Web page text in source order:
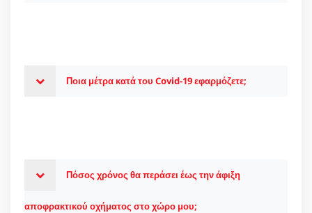
Ποια μέτρα κατά του Covid-19 εφαρμόζετε;
Πόσος χρόνος θα περάσει έως την άφιξη
αποφρακτικού οχήματος στο χώρο μου;